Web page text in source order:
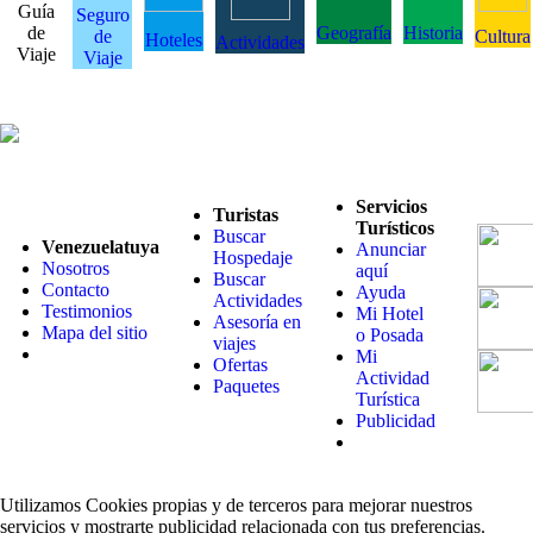
Guía
de
Viaje
Seguro
de
Viaje
Hoteles Actividades Geografía Historia Cultura
Venezuelatuya
Nosotros
Contacto
Testimonios
Mapa del sitio
Turistas
Buscar
Hospedaje
Buscar
Actividades
Asesoría en
viajes
Ofertas
Paquetes
Servicios
Turísticos
Anunciar
aquí
Ayuda
Mi Hotel
o Posada
Mi
Actividad
Turística
Publicidad
Utilizamos Cookies propias y de terceros para mejorar nuestros
servicios y mostrarte publicidad relacionada con tus preferencias.